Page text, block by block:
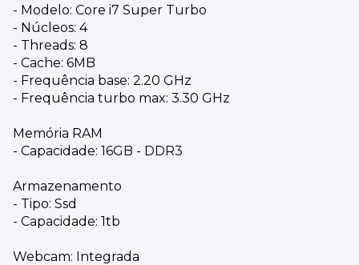
- Modelo: Core i7 Super Turbo
- Núcleos: 4
- Threads: 8
- Cache: 6MB
- Frequência base: 2.20 GHz
- Frequência turbo max: 3.30 GHz
Memória RAM
- Capacidade: 16GB - DDR3
Armazenamento
- Tipo: Ssd
- Capacidade: 1tb
Webcam: Integrada